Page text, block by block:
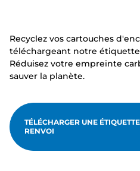
Recyclez vos cartouches
téléchargeant notre
Réduisez votre empreinte
sauver la planète.
TÉLÉCHARGER UNE
RENVOI